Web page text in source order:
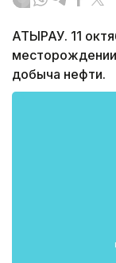
АТЫРАУ. 11
месторождении
добыча нефти.